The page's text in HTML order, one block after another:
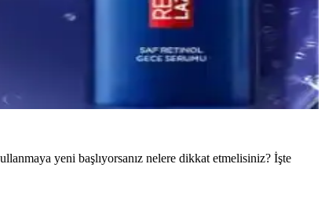
yeni başlıyorsanız nelere dikkat etmelisiniz? İşte